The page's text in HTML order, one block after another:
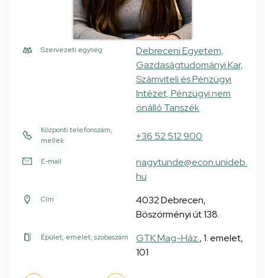
Szervezeti egység
Debreceni Egyetem,
Gazdaságtudományi Kar,
Számviteli és Pénzügyi
Intézet, Pénzügyi nem
önálló Tanszék
Központi telefonszám,
mellék
+36 52 512 900
E-mail
nagy.tunde@econ.unideb.
hu
Cím
4032 Debrecen,
Böszörményi út 138.
Épület, emelet, szobaszám GTK Mag-Ház , 1. emelet,
101